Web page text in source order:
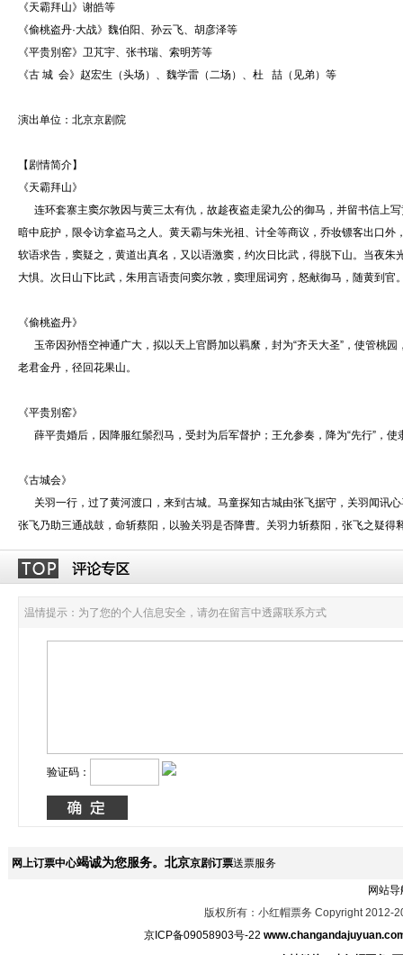
《天霸拜山》谢皓等
《偷桃盗丹·大战》魏伯阳、孙云飞、胡彦泽等
《平贵別窑》卫芃宇、张书瑞、索明芳等
《古 城 会》赵宏生（头场）、魏学雷（二场）、杜 喆（见弟）等
演出单位：北京京剧院
【剧情简介】
《天霸拜山》
连环套寨主窦尔敦因与黄三太有仇，故趁夜盗走梁九公的御马，并留书信上
暗中庇护，限令访拿盗马之人。黄天霸与朱光祖、计全等商议，乔妆镖客出口
软语求告，窦疑之，黄道出真名，又以语激窦，约次日比武，得脱下山。当夜
大惧。次日山下比武，朱用言语责问窦尔敦，窦理屈词穷，怒献御马，随黄到官
《偷桃盗丹》
玉帝因孙悟空神通广大，拟以天上官爵加以羁縻，封为“齐天大圣”，使管桃
老君金丹，径回花果山。
《平贵別窑》
薛平贵婚后，因降服红鬃烈马，受封为后军督护；王允参奏，降为“先行”，
《古城会》
关羽一行，过了黄河渡口，来到古城。马童探知古城由张飞据守，关羽闻讯
张飞乃助三通战鼓，命斩蔡阳，以验关羽是否降曹。关羽力斩蔡阳，张飞之疑得
温情提示：为了您的个人信息安全，请勿在留言中透露联系方式
验证码：
网上订票中心竭诚为您服务。北京京剧订票送票服务
网站导
版权所有：小红帽票务 Copyright 2012-
京ICP备09058903号-22